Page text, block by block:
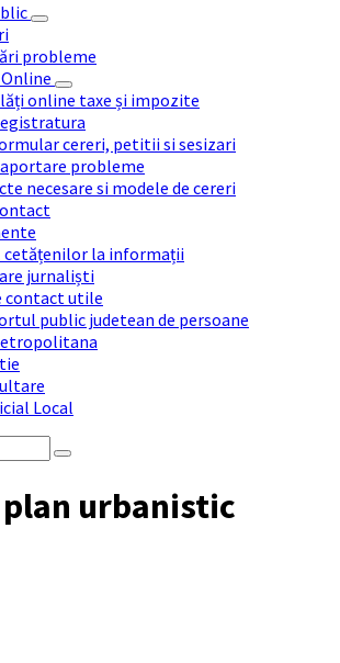
probleme
online taxe și impozite
cereri, petitii si sesizari
probleme
necesare si modele de cereri
cetățenilor la informații
jurnaliști
contact utile
public judetean de persoane
Local
plan urbanistic